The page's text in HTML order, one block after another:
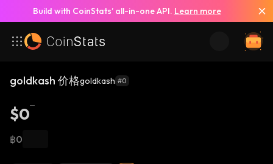
Build with CoinStats’ all-in-one API. Learn more
goldkash 价格goldkash #0
$0
฿0